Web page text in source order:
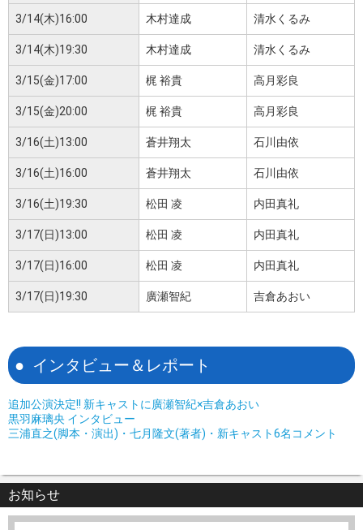
3/14(木)16:00 木村達成 清水くるみ
3/14(木)19:30 木村達成 清水くるみ
3/15(金)17:00 梶 裕貴 高月彩良
3/15(金)20:00 梶 裕貴 高月彩良
3/16(土)13:00 蒼井翔太 石川由依
3/16(土)16:00 蒼井翔太 石川由依
3/16(土)19:30 松田 凌 内田真礼
3/17(日)13:00 松田 凌 内田真礼
3/17(日)16:00 松田 凌 内田真礼
3/17(日)19:30 廣瀬智紀 吉倉あおい
インタビュー＆レポート
追加公演決定!! 新キャストに廣瀬智紀×吉倉あおい
黒羽麻璃央 インタビュー
三浦直之(脚本・演出)・七月隆文(著者)・新キャスト6名コメント
お知らせ